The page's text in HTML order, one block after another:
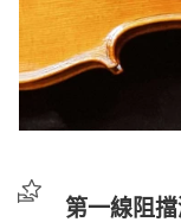
第一線阻